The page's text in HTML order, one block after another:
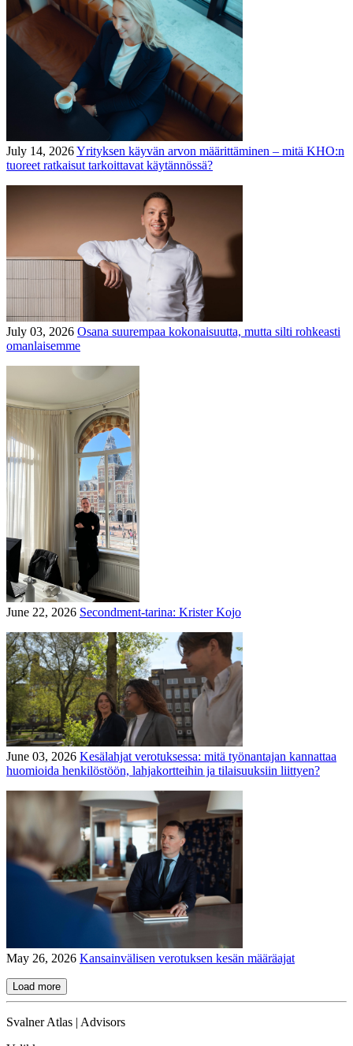
July 14, 2026Yrityksen käyvän arvon määrittäminen – mitä KHO:n
tuoreet ratkaisut tarkoittavat käytännössä?
July 03, 2026 Osana suurempaa kokonaisuutta, mutta silti rohkeasti
omanlaisemme
June 22, 2026 Secondment-tarina: Krister Kojo
June 03, 2026 Kesälahjat verotuksessa: mitä työnantajan kannattaa
huomioida henkilöstöön, lahjakortteihin ja tilaisuuksiin liittyen?
May 26, 2026 Kansainvälisen verotuksen kesän määräajat
Load more
Svalner Atlas | Advisors